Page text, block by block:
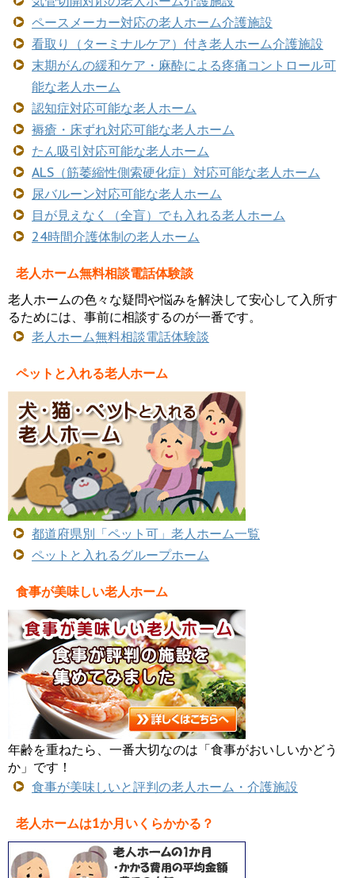
ペースメーカー対応の老人ホーム介護施設
看取り（ターミナルケア）付き老人ホーム介護施設
末期がんの緩和ケア・麻酔による疼痛コントロール可
能な老人ホーム
認知症対応可能な老人ホーム
褥瘡・床ずれ対応可能な老人ホーム
たん吸引対応可能な老人ホーム
ALS（筋萎縮性側索硬化症）対応可能な老人ホーム
尿バルーン対応可能な老人ホーム
目が見えなく（全盲）でも入れる老人ホーム
24時間介護体制の老人ホーム
老人ホーム無料相談電話体験談
老人ホームの色々な疑問や悩みを解決して安心して入所す
るためには、事前に相談するのが一番です。
老人ホーム無料相談電話体験談
ペットと入れる老人ホーム
都道府県別「ペット可」老人ホーム一覧
ペットと入れるグループホーム
食事が美味しい老人ホーム
年齢を重ねたら、一番大切なのは「食事がおいしいかどう
か」です！
食事が美味しいと評判の老人ホーム・介護施設
老人ホームは1か月いくらかかる？